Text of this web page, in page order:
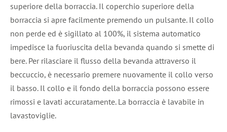
superiore della borraccia. Il coperchio superiore della
borraccia si apre facilmente premendo un pulsante. Il collo
non perde ed è sigillato al 100%, il sistema automatico
impedisce la fuoriuscita della bevanda quando si smette di
bere. Per rilasciare il flusso della bevanda attraverso il
beccuccio, è necessario premere nuovamente il collo verso
il basso. Il collo e il fondo della borraccia possono essere
rimossi e lavati accuratamente. La borraccia è lavabile in
lavastoviglie.